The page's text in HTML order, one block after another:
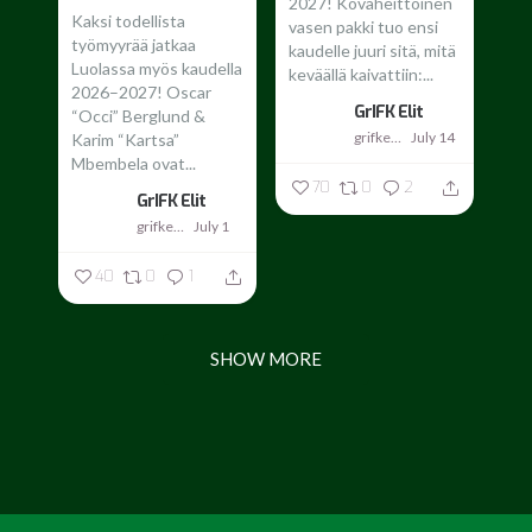
vasen pakki tuo ensi
kaudelle juuri sitä, mitä
keväällä kaivattiin:...
GrIFK Elit
July 14
70 0 2
Kaksi todellista
työmyyrää jatkaa
Luolassa myös kaudella
2026–2027! Oscar
“Occi” Berglund &
Karim “Kartsa”
Mbembela ovat...
GrIFK Elit
July 1
40 0 1
SHOW MORE